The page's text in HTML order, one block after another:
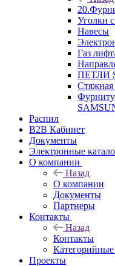
Уголки
Навесы
Газ
ПЕТЛИ
Распил
B2B Кабинет
Документы
Электронные
О компании
Назад
О компании
Документы
Партнеры
Контакты
Назад
Контакты
Проекты